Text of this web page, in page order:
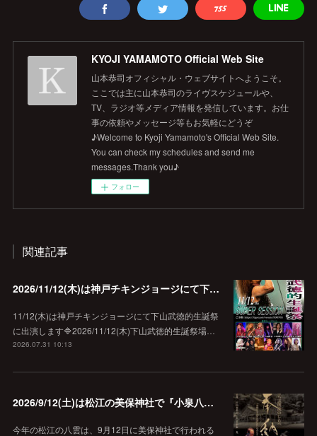
KYOJI YAMAMOTO Official Web Site
山本恭司オフィシャル・ウェブサイトへようこそ。
ここでは主に山本恭司のライヴスケジュールや、
TV、ラジオ等メディア情報を発信しています。お仕
事の依頼やメッセージ等もお気軽にどうぞ
♪Welcome to Kyoji Yamamoto's Official Web Site.
You can check my schedules and send me
messages.Thank you♪
フォロー
関連記事
2026/11/12(木)は神戸チキンジョージにて下山武徳的生誕祭に出演します♪
11/12(木)は神戸チキンジョージにて下山武徳的生誕祭
に出演します🔷2026/11/12(木)下山武徳的生誕祭場…
2026.07.31 10:13
2026/9/12(土)は松江の美保神社で『小泉八雲朗読のしらべ』
今年の松江の八雲は、9月12日に美保神社で行われる